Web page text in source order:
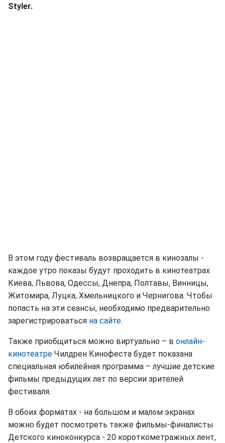
Styler.
В этом году фестиваль возвращается в кинозалы -
каждое утро показы будут проходить в кинотеатрах
Киева, Львова, Одессы, Днепра, Полтавы, Винницы,
Житомира, Луцка, Хмельницкого и Чернигова. Чтобы
попасть на эти сеансы, необходимо предварительно
зарегистрироваться на сайте.
Также приобщиться можно виртуально – в онлайн-
кинотеатре Чилдрен Кинофеста будет показана
специальная юбилейная программа – лучшие детские
фильмы предыдущих лет по версии зрителей
фестиваля.
В обоих форматах - на большом и малом экранах
можно будет посмотреть также фильмы-финалисты
Детского киноконкурса - 20 короткометражных лент,